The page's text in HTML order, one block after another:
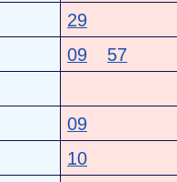
29
09 57
09
10